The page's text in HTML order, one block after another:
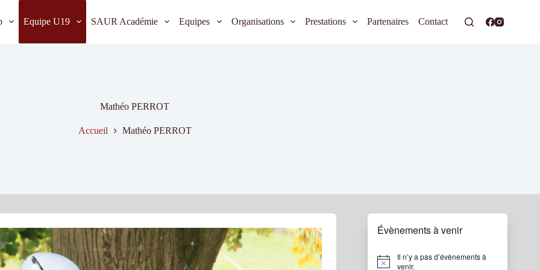
Equipe U19 SAUR Académie Equipes Organisations Prestations Partenaires Contact
Mathéo PERROT
Accueil Mathéo PERROT
Évènements à venir
N
Il n’y a pas d’évènements à
venir.